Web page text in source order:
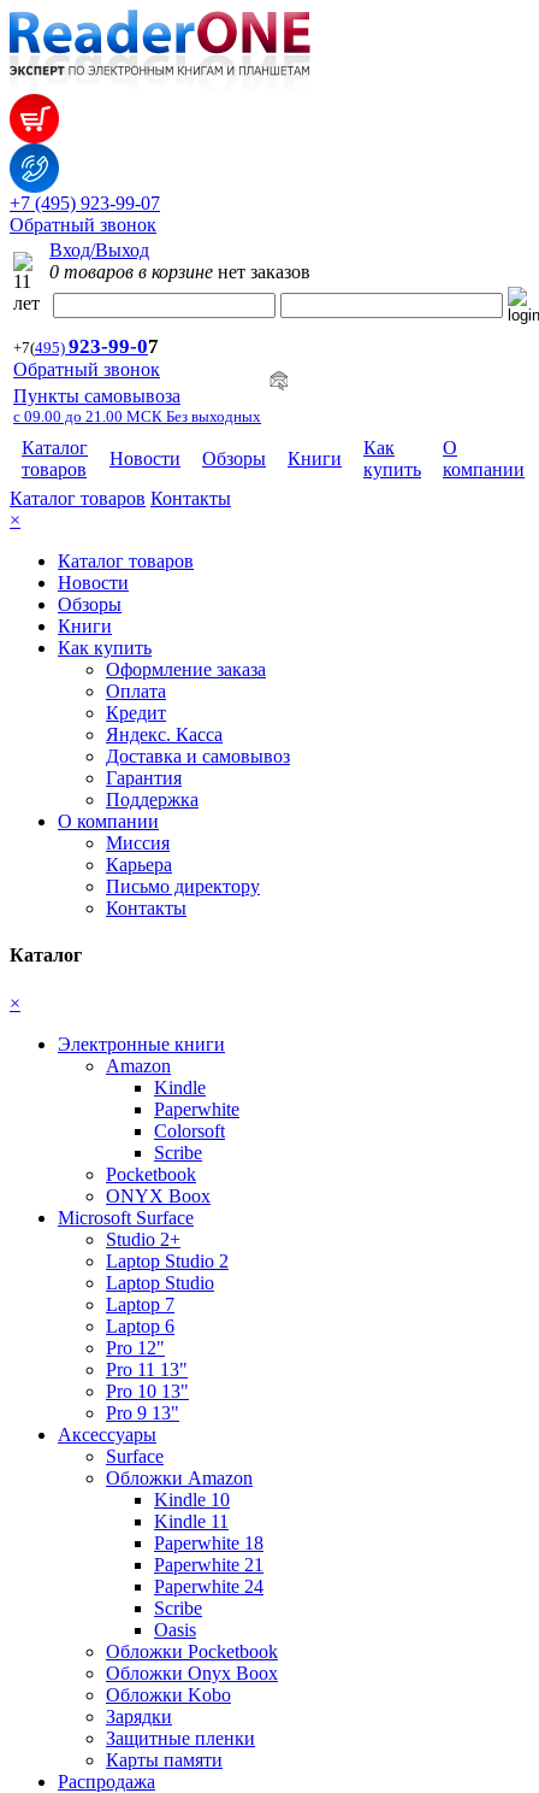
+7 (495) 923-99-07
Обратный звонок
Вход/Выход
0 товаров в корзине нет заказов
+7(495) 923-99-07
Обратный звонок
Пункты самовывоза
с 09.00 до 21.00 МСК Без выходных
Каталог
товаров
Новости Обзоры Книги
Как
купить
О
компании
Каталог товаров Контакты
×
Каталог товаров
Новости
Обзоры
Книги
Как купить
Оформление заказа
Оплата
Кредит
Яндекс. Касса
Доставка и самовывоз
Гарантия
Поддержка
О компании
Миссия
Карьера
Письмо директору
Контакты
Каталог
×
Электронные книги
Amazon
Kindle
Paperwhite
Colorsoft
Scribe
Pocketbook
ONYX Boox
Microsoft Surface
Studio 2+
Laptop Studio 2
Laptop Studio
Laptop 7
Laptop 6
Pro 12"
Pro 11 13"
Pro 10 13"
Pro 9 13"
Аксессуары
Surface
Обложки Amazon
Kindle 10
Kindle 11
Paperwhite 18
Paperwhite 21
Paperwhite 24
Scribe
Oasis
Обложки Pocketbook
Обложки Onyx Boox
Обложки Kobo
Зарядки
Защитные пленки
Карты памяти
Распродажа